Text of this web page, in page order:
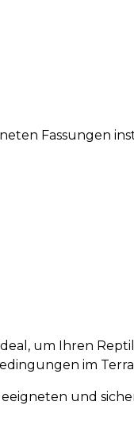
Fassungen
ideal, um Ihren
im
und